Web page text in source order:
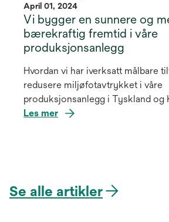
April 01, 2024
Vi bygger en sunnere og
bærekraftig fremtid i våre
produksjonsanlegg
Hvordan vi har iverksatt målbare
redusere miljøfotavtrykket i våre
produksjonsanlegg i Tyskland og
Les mer
Se alle artikler